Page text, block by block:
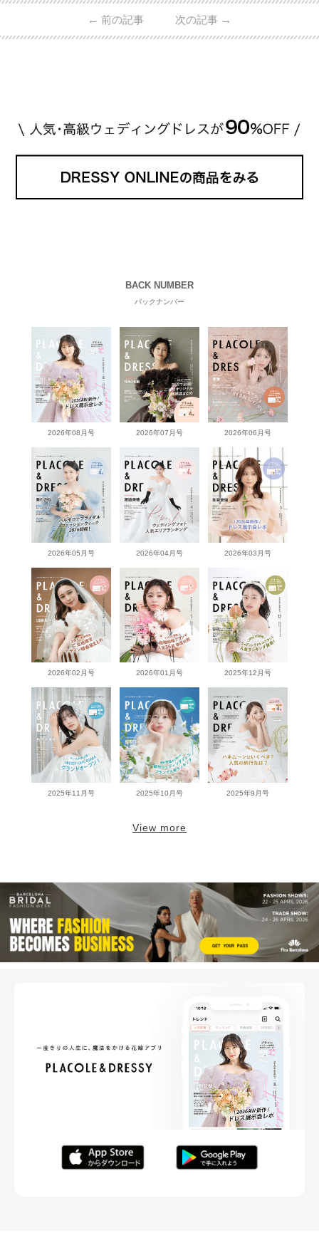
日本で人気のブランドまで幅広くご紹介。 さらに、
・愛用している芸能人夫婦 ・リングの特徴や魅力 ・
← 前の記事 次の記事 →
BACK NUMBER
バックナンバー
2026年08月号 2026年07月号 2026年06月号
2026年05月号 2026年04月号 2026年03月号
2026年02月号 2026年01月号 2025年12月号
2025年11月号 2025年10月号 2025年9月号
View more